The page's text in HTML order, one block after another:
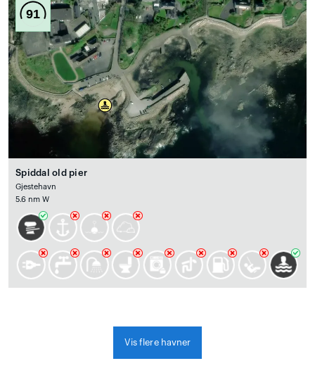
91
Spiddal old pier
Gjestehavn
5.6 nm W
Vis flere havner